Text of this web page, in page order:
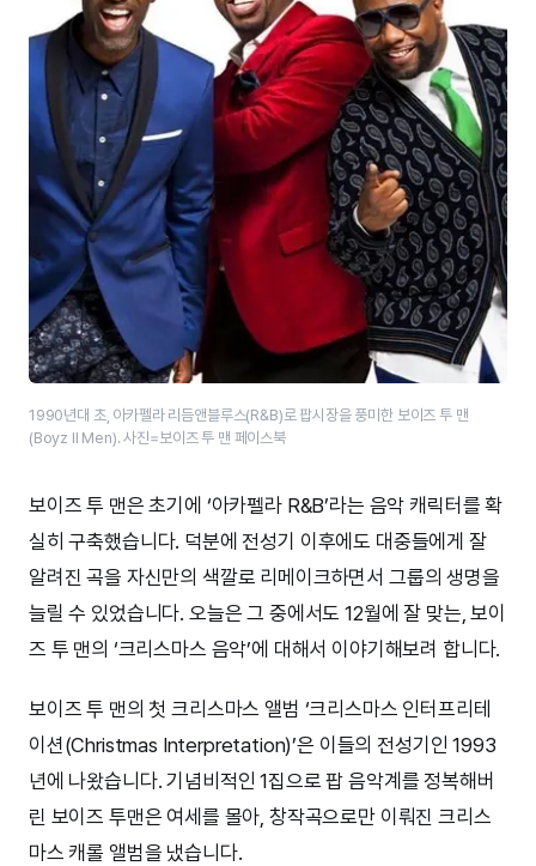
1990년대 초, 아카펠라 리듬앤블루스(R&B)로 팝시장을 풍미한 보이즈 투 맨
(Boyz II Men). 사진=보이즈 투 맨 페이스북
보이즈 투 맨은 초기에 ‘아카펠라 R&B’라는 음악 캐릭터를 확
실히 구축했습니다. 덕분에 전성기 이후에도 대중들에게 잘
알려진 곡을 자신만의 색깔로 리메이크하면서 그룹의 생명을
늘릴 수 있었습니다. 오늘은 그 중에서도 12월에 잘 맞는, 보이
즈 투 맨의 ‘크리스마스 음악’에 대해서 이야기해보려 합니다.
보이즈 투 맨의 첫 크리스마스 앨범 ‘크리스마스 인터프리테
이션(Christmas Interpretation)’은 이들의 전성기인 1993
년에 나왔습니다. 기념비적인 1집으로 팝 음악계를 정복해버
린 보이즈 투맨은 여세를 몰아, 창작곡으로만 이뤄진 크리스
마스 캐롤 앨범을 냈습니다.